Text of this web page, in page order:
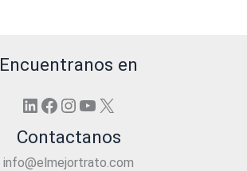
Encuentranos en
LinkedIn
Facebook
Instagram
YouTube
X
Contactanos
info@elmejortrato.com